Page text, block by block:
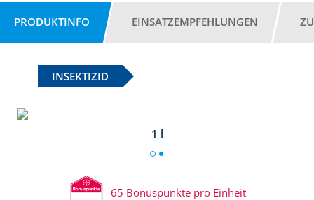
PRODUKTINFO EINSATZEMPFEHLUNGEN
INSEKTIZID
1 l
65 Bonuspunkte pro Einheit